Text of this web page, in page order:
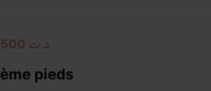
د.ت
pieds